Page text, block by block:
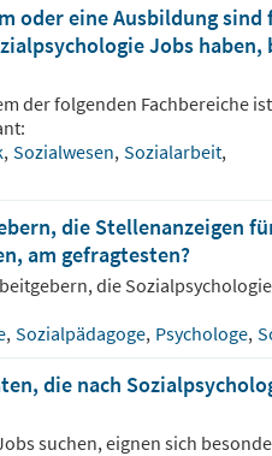
oder eine Ausbildung sind
Jobs haben,
der folgenden Fachbereiche
, Sozialwesen, Sozialarbeit,
die Stellenanzeigen
am gefragtesten?
dieSozialpsychologie
, Sozialpädagoge, Psychologe,
die nach
suchen, eignen sich